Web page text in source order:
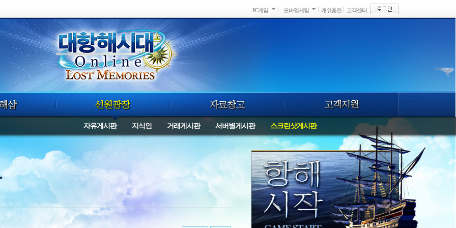
PC게임 모바일게임 캐쉬충전 고객센터
자유게시판 지식인 거래게시판 서버별게시판 스크린샷게시판